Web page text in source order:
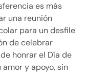
es más
una reunión
para un desfile
de celebrar
honrar el Día de
y apoyo, sin